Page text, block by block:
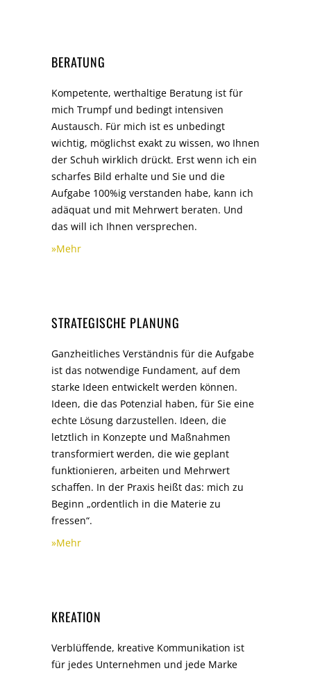
BERATUNG
Kompetente, werthaltige Beratung ist für
mich Trumpf und bedingt intensiven
Austausch. Für mich ist es unbedingt
wichtig, möglichst exakt zu wissen, wo Ihnen
der Schuh wirklich drückt. Erst wenn ich ein
scharfes Bild erhalte und Sie und die
Aufgabe 100%ig verstanden habe, kann ich
adäquat und mit Mehrwert beraten. Und
das will ich Ihnen versprechen.
»Mehr
STRATEGISCHE PLANUNG
Ganzheitliches Verständnis für die Aufgabe
ist das notwendige Fundament, auf dem
starke Ideen entwickelt werden können.
Ideen, die das Potenzial haben, für Sie eine
echte Lösung darzustellen. Ideen, die
letztlich in Konzepte und Maßnahmen
transformiert werden, die wie geplant
funktionieren, arbeiten und Mehrwert
schaffen. In der Praxis heißt das: mich zu
Beginn „ordentlich in die Materie zu
fressen“.
»Mehr
KREATION
Verblüffende, kreative Kommunikation ist
für jedes Unternehmen und jede Marke